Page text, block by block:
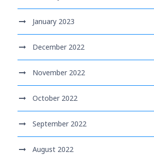
January 2023
December 2022
November 2022
October 2022
September 2022
August 2022